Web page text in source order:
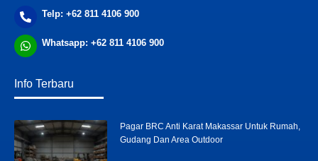
Telp: +62 811 4106 900
Whatsapp: +62 811 4106 900
Info Terbaru
Pagar BRC Anti Karat Makassar Untuk Rumah,
Gudang Dan Area Outdoor